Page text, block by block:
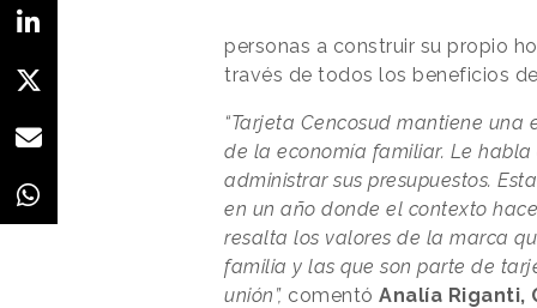
personas a construir su propio
través de todos los beneficios
“Tarjeta Cencosud mantiene
de la economía familiar. Le
administrar sus presupuestos.
en un año donde el contexto
resalta los valores de la marca
familia y las que son parte de
unión”, comentó Analía Riganti,